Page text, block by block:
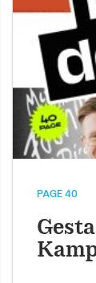
PAGE 40